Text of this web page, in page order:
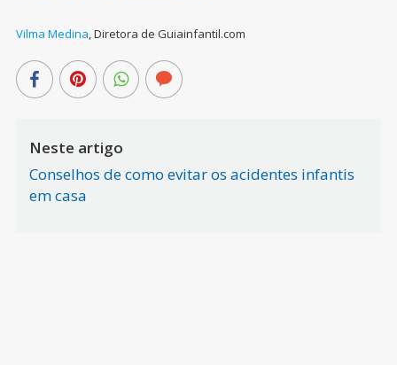
Vilma Medina,Diretora de Guiainfantil.com
Neste artigo
Conselhos de como evitar os acidentes infantis
em casa